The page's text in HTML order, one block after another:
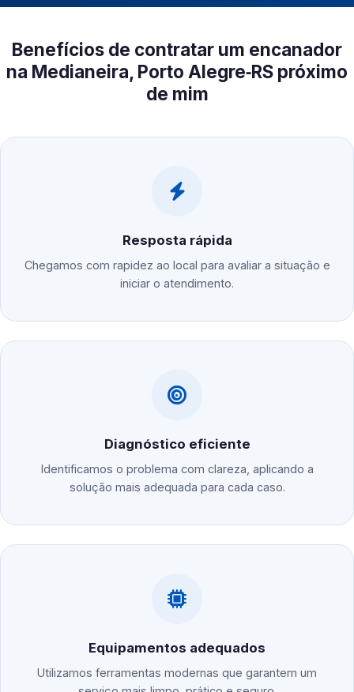
Benefícios de contratar um encanador
na Medianeira, Porto Alegre‑RS próximo
de mim
Resposta rápida
Chegamos com rapidez ao local para avaliar a situação e
iniciar o atendimento.
Diagnóstico eficiente
Identificamos o problema com clareza, aplicando a
solução mais adequada para cada caso.
Equipamentos adequados
Utilizamos ferramentas modernas que garantem um